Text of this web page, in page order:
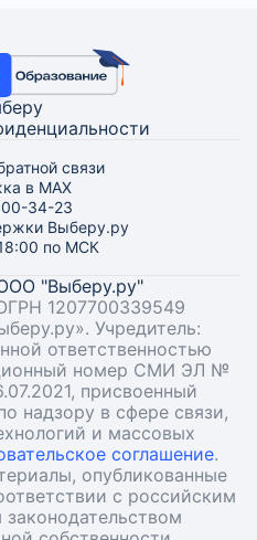
связи
в MAX
34-23
Выберу.ру
по МСК
"Выберу.ру"
1207700339549
Учредитель:
ответственностью
номер СМИ ЭЛ №
присвоенный
надзору в сфере связи,
и массовых
соглашение.
опубликованные
с российским